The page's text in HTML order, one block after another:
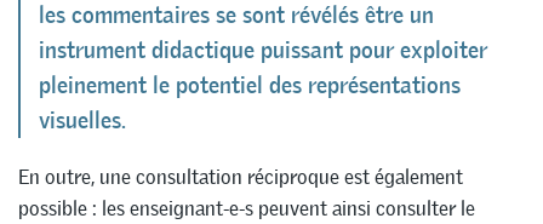
les commentaires se sont révélés être un
instrument didactique puissant pour exploiter
pleinement le potentiel des représentations
visuelles.
En outre, une consultation réciproque est également
possible : les enseignant-e-s peuvent ainsi consulter le